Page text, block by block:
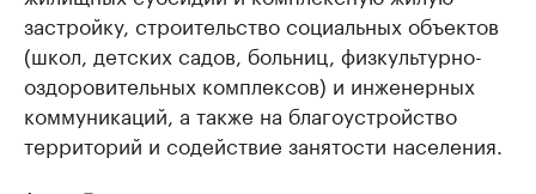
застройку, строительство социальных объектов
(школ, детских садов, больниц, физкультурно-
оздоровительных комплексов) и инженерных
коммуникаций, а также на благоустройство
территорий и содействие занятости населения.